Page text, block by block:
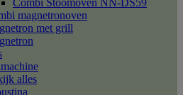
Combi Stoomoven NN-DS59
magnetronoven
met grill
alles